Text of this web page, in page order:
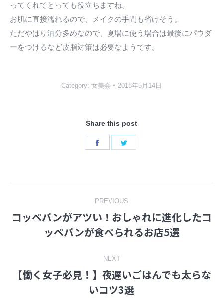
ってくれてとっても役立ちますね。
お肌に直接濡れるので、メイクの手間も省けそう。
ただやはり油分多めなので、夏場に使う場合は最後にパウダ
ーをつけるなど皮脂対策は必要なようです。
Category: 女美会 2018年5月14日
Share this post
Share
navigation
PREVIOUS
Previous
post:
コッペパンがアツい！おしゃれに進化したコ
ッペパンが食べられるお店5選
NEXT
Next
post:
【働く女子必見！】夜遅いごはんでも太らな
いコツ3選